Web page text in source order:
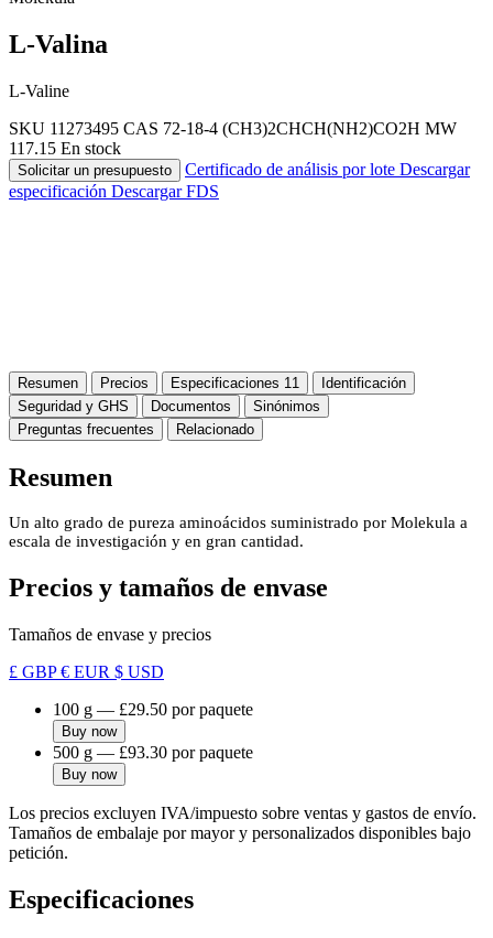
L-Valina
L-Valine
SKU 11273495 CAS 72-18-4 (CH3)2CHCH(NH2)CO2H MW
117.15 En stock
Solicitar un presupuesto Certificado de análisis por lote Descargar
especificación Descargar FDS
Resumen Precios Especificaciones 11
Identificación
Seguridad y GHS
Documentos
Sinónimos
Preguntas frecuentes
Relacionado
Resumen
Un alto grado de pureza aminoácidos suministrado por Molekula a
escala de investigación y en gran cantidad.
Precios y tamaños de envase
Tamaños de envase y precios
£ GBP€ EUR $ USD
100 g — £29.50 por paquete
Buy now
500 g — £93.30 por paquete
Buy now
Los precios excluyen IVA/impuesto sobre ventas y gastos de envío.
Tamaños de embalaje por mayor y personalizados disponibles bajo
petición.
Especificaciones